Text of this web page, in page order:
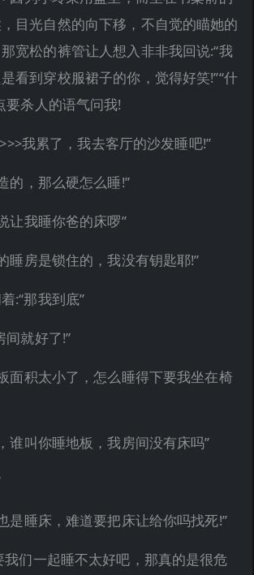
目光自然的向下移，不自觉的瞄她的
宽松的裤管让人想入非非我回说:“我
看到穿校服裙子的你，觉得好笑!”“什
要杀人的语气问我!
我累了，我去客厅的沙发睡吧!”
的，那么硬怎么睡!”
让我睡你爸的床啰”
睡房是锁住的，我没有钥匙耶!”
:“那我到底”
间就好了!”
面积太小了，怎么睡得下要我坐在椅
谁叫你睡地板，我房间没有床吗”
是睡床，难道要把床让给你吗找死!”
们一起睡不太好吧，那真的是很危